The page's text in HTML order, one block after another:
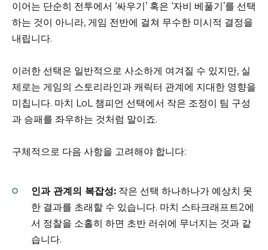
이어는 단순히 전투에서 ‘싸우기’ 혹은 ‘자비 베풀기’를 선택
하는 것이 아니라, 게임 전반에 걸쳐 무수한 미시적 결정을
내립니다.
이러한 선택은 일반적으로 사소하게 여겨질 수 있지만, 실
제로는 게임의 스토리라인과 캐릭터 관계에 지대한 영향을
미칩니다. 마치 LoL 챔피언 선택에서 작은 조정이 팀 구성
과 승패를 좌우하는 것처럼 말이죠.
구체적으로 다음 사항을 고려해야 합니다:
인과 관계의 복잡성: 작은 선택 하나하나가 예상치 못
한 결과를 초래할 수 있습니다. 마치 스타크래프트2에
서 정찰을 소홀히 하면 초반 러쉬에 무너지는 것과 같
습니다.